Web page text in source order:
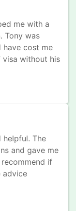
me with a
Tony was
have cost me
visa without his
helpful. The
and gave me
if
advice